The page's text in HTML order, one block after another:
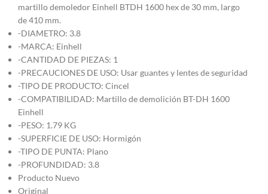
martillo demoledor Einhell BTDH 1600 hex de 30 mm, largo
de 410 mm.
-DIAMETRO: 3.8
-MARCA: Einhell
-CANTIDAD DE PIEZAS: 1
-PRECAUCIONES DE USO: Usar guantes y lentes de seguridad
-TIPO DE PRODUCTO: Cincel
-COMPATIBILIDAD: Martillo de demolición BT-DH 1600
Einhell
-PESO: 1.79 KG
-SUPERFICIE DE USO: Hormigón
-TIPO DE PUNTA: Plano
-PROFUNDIDAD: 3.8
Producto Nuevo
Original